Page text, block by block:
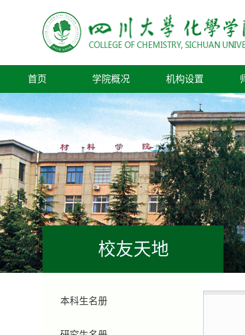
首页 学院概况 机构设置
校友天地
本科生名册